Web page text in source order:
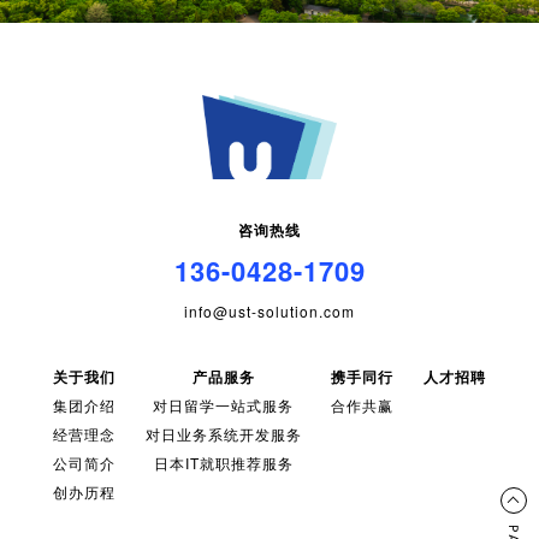
咨询热线
136-0428-1709
info@ust-solution.com
关于我们
集团介绍
经营理念
公司简介
创办历程
产品服务
对日留学一站式服务
对日业务系统开发服务
日本IT就职推荐服务
携手同行
合作共赢
人才招聘